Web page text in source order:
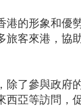
的形象和優
客來港，協
了參與政府
亞等訪問，促